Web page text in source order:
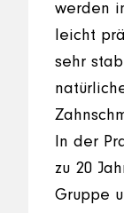
werden
leicht
sehr
In der
zu 20
Gruppe